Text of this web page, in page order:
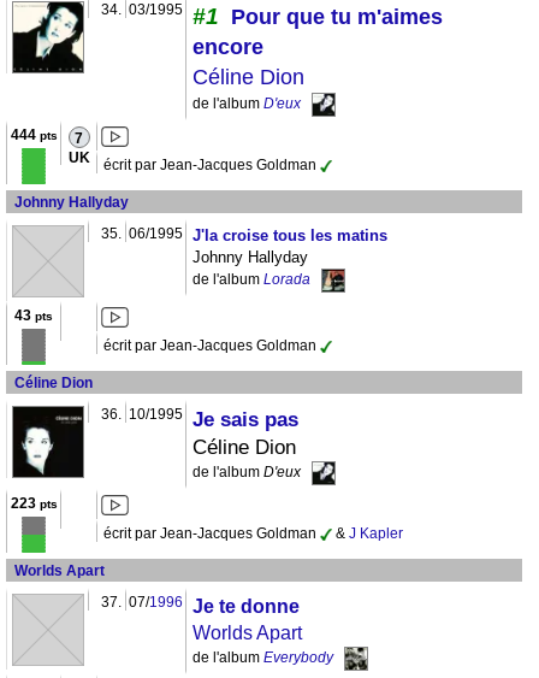
34. 03/1995 #1 Pour que tu m'aimes
encore
Céline Dion
de l'album D'eux
444pts 7
UK écrit par Jean-Jacques Goldman
Johnny Hallyday
35. 06/1995 J'la croise tous les matins
Johnny Hallyday
de l'album Lorada
43 pts
écrit par Jean-Jacques Goldman
Céline Dion
36. 10/1995 Je sais pas
Céline Dion
de l'album D'eux
223pts
écrit par Jean-Jacques Goldman & J Kapler
Worlds Apart
37. 07/1996
Je te donne
Worlds Apart
de l'album Everybody